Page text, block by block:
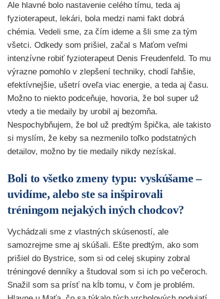
Ale hlavné bolo nastavenie celého tímu, teda aj
fyzioterapeut, lekári, bola medzi nami fakt dobrá
chémia. Vedeli sme, za čím ideme a šli sme za tým
všetci. Odkedy som prišiel, začal s Maťom veľmi
intenzívne robiť fyzioterapeut Denis Freudenfeld. To mu
výrazne pomohlo v zlepšení techniky, chodí ľahšie,
efektívnejšie, ušetrí oveľa viac energie, a teda aj času.
Možno to niekto podceňuje, hovoria, že bol super už
vtedy a tie medaily by urobil aj bezomňa.
Nespochybňujem, že bol už predtým špička, ale takisto
si myslím, že keby sa nezmenilo toľko podstatných
detailov, možno by tie medaily nikdy nezískal.
Boli to všetko zmeny typu: vyskúšame –
uvidíme, alebo ste sa inšpirovali
tréningom nejakých iných chodcov?
Vychádzali sme z vlastných skúseností, ale
samozrejme sme aj skúšali. Ešte predtým, ako som
prišiel do Bystrice, som si od celej skupiny zobral
tréningové denníky a študoval som si ich po večeroch.
Snažil som sa prísť na kĺb tomu, v čom je problém.